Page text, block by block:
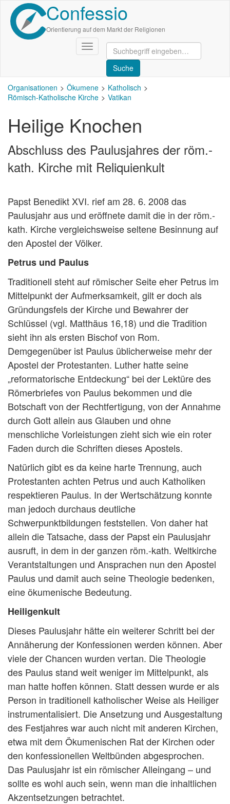
Direkt
zum
Inhalt
Confessio
Orientierung auf dem Markt der Religionen
Navigation
aktivieren/deaktivieren
Organisationen Ökumene
Katholisch
Römisch-Katholische Kirche
Vatikan
Heilige Knochen
Abschluss des Paulusjahres der röm.-
kath. Kirche mit Reliquienkult
Papst Benedikt XVI. rief am 28. 6. 2008 das
Paulusjahr aus und eröffnete damit die in der röm.-
kath. Kirche vergleichsweise seltene Besinnung auf
den Apostel der Völker.
Petrus und Paulus
Traditionell steht auf römischer Seite eher Petrus im
Mittelpunkt der Aufmerksamkeit, gilt er doch als
Gründungsfels der Kirche und Bewahrer der
Schlüssel (vgl. Matthäus 16,18) und die Tradition
sieht ihn als ersten Bischof von Rom.
Demgegenüber ist Paulus üblicherweise mehr der
Apostel der Protestanten. Luther hatte seine
„reformatorische Entdeckung“ bei der Lektüre des
Römerbriefes von Paulus bekommen und die
Botschaft von der Rechtfertigung, von der Annahme
durch Gott allein aus Glauben und ohne
menschliche Vorleistungen zieht sich wie ein roter
Faden durch die Schriften dieses Apostels.
Natürlich gibt es da keine harte Trennung, auch
Protestanten achten Petrus und auch Katholiken
respektieren Paulus. In der Wertschätzung konnte
man jedoch durchaus deutliche
Schwerpunktbildungen feststellen. Von daher hat
allein die Tatsache, dass der Papst ein Paulusjahr
ausruft, in dem in der ganzen röm.-kath. Weltkirche
Verantstaltungen und Ansprachen nun den Apostel
Paulus und damit auch seine Theologie bedenken,
eine ökumenische Bedeutung.
Heiligenkult
Dieses Paulusjahr hätte ein weiterer Schritt bei der
Annäherung der Konfessionen werden können. Aber
viele der Chancen wurden vertan. Die Theologie
des Paulus stand weit weniger im Mittelpunkt, als
man hatte hoffen können. Statt dessen wurde er als
Person in traditionell katholischer Weise als Heiliger
instrumentalisiert. Die Ansetzung und Ausgestaltung
des Festjahres war auch nicht mit anderen Kirchen,
etwa mit dem Ökumenischen Rat der Kirchen oder
den konfessionellen Weltbünden abgesprochen.
Das Paulusjahr ist ein römischer Alleingang – und
sollte es wohl auch sein, wenn man die inhaltlichen
Akzentsetzungen betrachtet.